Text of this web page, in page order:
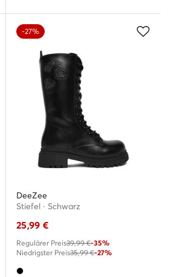
-27%
DeeZee
Stiefel · Schwarz
25,99 €
Regulärer Preis39,99 €-35%
Niedrigster Preis35,99 €-27%